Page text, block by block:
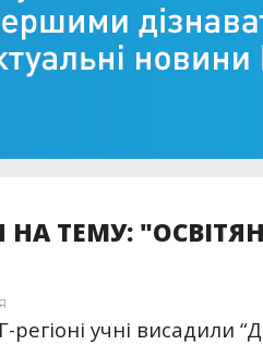
ТЕМУ:
регіоні учні висадили